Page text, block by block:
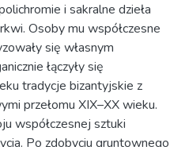
i sakralne dzieła
Osoby mu współczesne
się własnym
łączyły się
tradycje bizantyjskie z
przełomu XIX–XX wieku.
współczesnej sztuki
Po zdobyciu gruntownego